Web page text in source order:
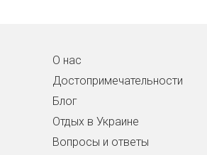
О нас
Достопримечательности
Блог
Отдых в Украине
Вопросы и ответы